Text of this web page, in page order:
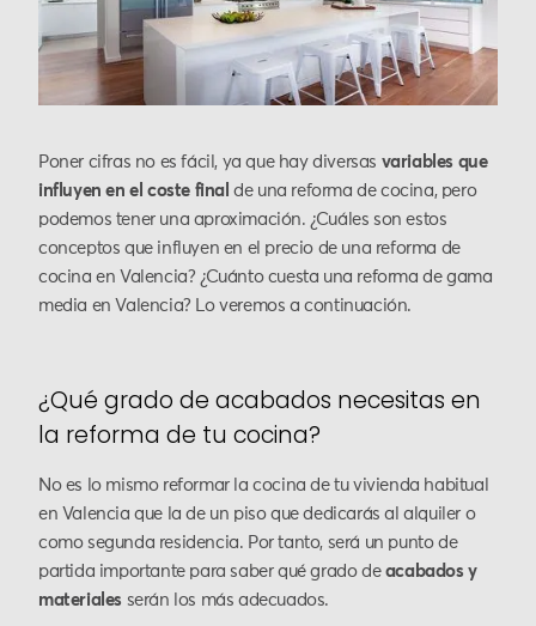
Poner cifras no es fácil, ya que hay diversas variables que
influyen en el coste final de una reforma de cocina, pero
podemos tener una aproximación. ¿Cuáles son estos
conceptos que influyen en el precio de una reforma de
cocina en Valencia? ¿Cuánto cuesta una reforma de gama
media en Valencia? Lo veremos a continuación.
¿Qué grado de acabados necesitas en
la reforma de tu cocina?
No es lo mismo reformar la cocina de tu vivienda habitual
en Valencia que la de un piso que dedicarás al alquiler o
como segunda residencia. Por tanto, será un punto de
partida importante para saber qué grado de acabados y
materiales serán los más adecuados.